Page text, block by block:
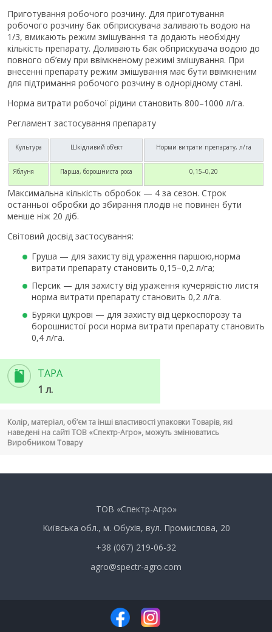
Приготування робочого розчину. Для приготування
робочого розчину бак обприскувача заливають водою на
1/3, вмикають режим змішування та додають необхідну
кількість препарату. До­ливають бак обприскувача водою до
повного об’єму при ввімкненому режимі змішування. При
внесенні препарату режим змішування має бути ввімкненим
для підтримання робочого розчину в однорідному стані.
Норма витрати робочої рідини становить 800–1000 л/га.
Регламент застосування препарату
Культура Шкідливий об’єкт Норми витрати препарату, л/га
Яблуня Парша, борошниста роса 0,15–0,20
Максимальна кількість обробок — 4 за сезон. Строк
останньої обробки до збирання плодів не повинен бути
менше ніж 20 діб.
Світовий досвід застосування:
Груша — для захисту від ураження паршою,норма
витрати препарату становить 0,15–0,2 л/га;
Персик — для захисту від ураження кучерявістю листя
норма витрати препарату становить 0,2 л/га.
Буряки цукрові — для захисту від церкоспорозу та
борошнистої роси норма витрати препарату становить
0,4 л/га.
ТАРА
1 л.
Колір, матеріал, об’єм та інші властивості упаковки Товарів, які
наведені на сайті ТОВ «Спектр-Агро», можуть змінюватись
Виробником Товару
ТОВ «Спектр-Агро»
Київська обл., м. Обухів, вул. Промислова, 20
+38 (067) 219-06-32
agro@spectr-agro.com